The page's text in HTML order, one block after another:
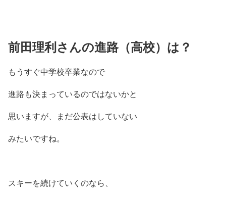
前田理利さんの進路（高校）は？
もうすぐ中学校卒業なので
進路も決まっているのではないかと
思いますが、まだ公表はしていない
みたいですね。
スキーを続けていくのなら、